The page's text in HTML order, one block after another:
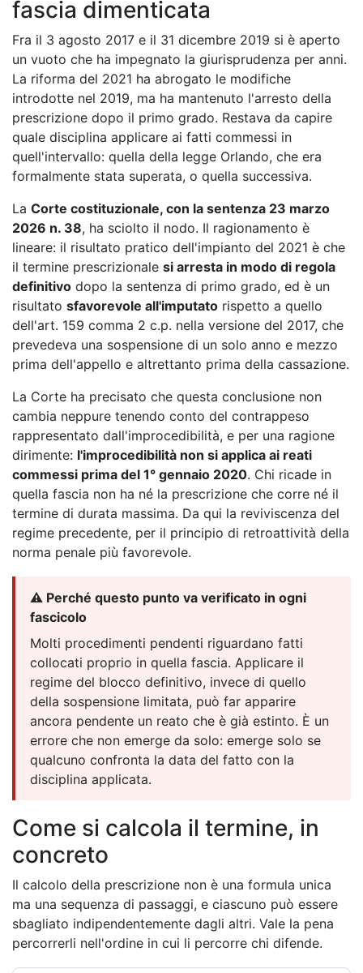
fascia dimenticata
Fra il 3 agosto 2017 e il 31 dicembre 2019 si è aperto
un vuoto che ha impegnato la giurisprudenza per anni.
La riforma del 2021 ha abrogato le modifiche
introdotte nel 2019, ma ha mantenuto l'arresto della
prescrizione dopo il primo grado. Restava da capire
quale disciplina applicare ai fatti commessi in
quell'intervallo: quella della legge Orlando, che era
formalmente stata superata, o quella successiva.
La Corte costituzionale, con la sentenza 23 marzo
2026 n. 38, ha sciolto il nodo. Il ragionamento è
lineare: il risultato pratico dell'impianto del 2021 è che
il termine prescrizionale si arresta in modo di regola
definitivo dopo la sentenza di primo grado, ed è un
risultato sfavorevole all'imputato rispetto a quello
dell'art. 159 comma 2 c.p. nella versione del 2017, che
prevedeva una sospensione di un solo anno e mezzo
prima dell'appello e altrettanto prima della cassazione.
La Corte ha precisato che questa conclusione non
cambia neppure tenendo conto del contrappeso
rappresentato dall'improcedibilità, e per una ragione
dirimente: l'improcedibilità non si applica ai reati
commessi prima del 1° gennaio 2020. Chi ricade in
quella fascia non ha né la prescrizione che corre né il
termine di durata massima. Da qui la reviviscenza del
regime precedente, per il principio di retroattività della
norma penale più favorevole.
⚠️ Perché questo punto va verificato in ogni
fascicolo
Molti procedimenti pendenti riguardano fatti
collocati proprio in quella fascia. Applicare il
regime del blocco definitivo, invece di quello
della sospensione limitata, può far apparire
ancora pendente un reato che è già estinto. È un
errore che non emerge da solo: emerge solo se
qualcuno confronta la data del fatto con la
disciplina applicata.
Come si calcola il termine, in
concreto
Il calcolo della prescrizione non è una formula unica
ma una sequenza di passaggi, e ciascuno può essere
sbagliato indipendentemente dagli altri. Vale la pena
percorrerli nell'ordine in cui li percorre chi difende.